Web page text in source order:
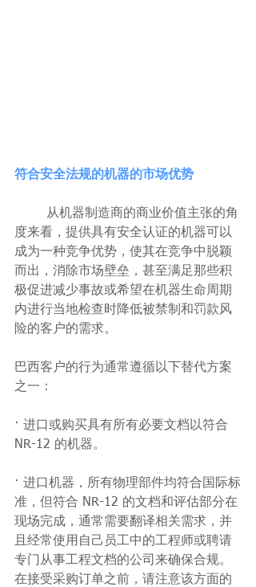
符合安全法规的机器的市场优势
度来看，提供具有安全认证的机器可以
成为一种竞争优势，使其在竞争中脱颖
而出，消除市场壁垒，甚至满足那些积
极促进减少事故或希望在机器生命周期
内进行当地检查时降低被禁制和罚款风
险的客户的需求。
巴西客户的行为通常遵循以下替代方案
之一：
· 进口或购买具有所有必要文档以符合
NR-12 的机器。
· 进口机器，所有物理部件均符合国际标
准，但符合 NR-12 的文档和评估部分在
现场完成，通常需要翻译相关需求，并
且经常使用自己员工中的工程师或聘请
专门从事工程文档的公司来确保合规。
在接受采购订单之前，请注意该方面的